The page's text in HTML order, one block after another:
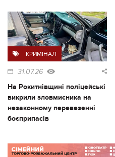
КРИМІНАЛ
31.07.26
На Рокитнівщині поліцейські
викрили зловмисника на
незаконному перевезенні
боєприпасів